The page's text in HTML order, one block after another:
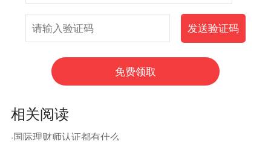
相关阅读
·国际理财师认证都有什么